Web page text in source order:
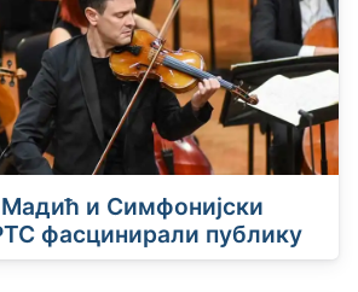
и Симфонијски
фасцинирали публику